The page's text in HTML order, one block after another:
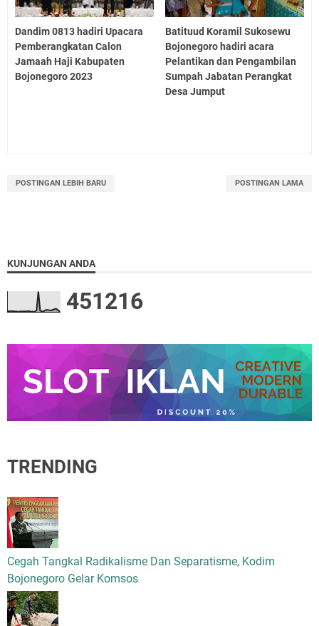
Dandim 0813 hadiri Upacara
Pemberangkatan Calon
Jamaah Haji Kabupaten
Bojonegoro 2023
Batituud Koramil Sukosewu
Bojonegoro hadiri acara
Pelantikan dan Pengambilan
Sumpah Jabatan Perangkat
Desa Jumput
POSTINGAN LEBIH BARU POSTINGAN LAMA
KUNJUNGAN ANDA
451216
TRENDING
Cegah Tangkal Radikalisme Dan Separatisme, Kodim
Bojonegoro Gelar Komsos